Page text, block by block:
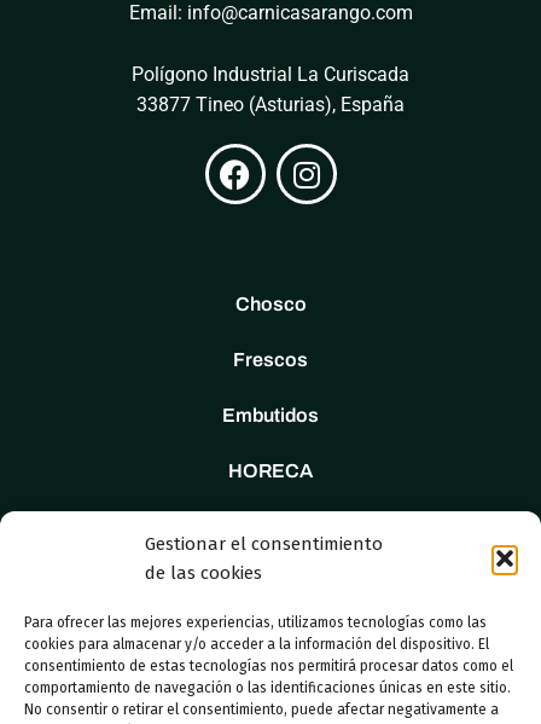
Gestionar el consentimiento
de las cookies
Para ofrecer las mejores experiencias, utilizamos tecnologías como las
cookies para almacenar y/o acceder a la información del dispositivo. El
consentimiento de estas tecnologías nos permitirá procesar datos como el
comportamiento de navegación o las identificaciones únicas en este sitio.
No consentir o retirar el consentimiento, puede afectar negativamente a
Email: info@carnicasarango.com
Polígono Industrial La Curiscada
33877 Tineo (Asturias), España
Chosco
Frescos
Embutidos
HORECA
Nosotros
Contacto